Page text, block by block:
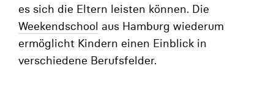
es sich die Eltern leisten können. Die
Weekendschool aus Hamburg wiederum
ermöglicht Kindern einen Einblick in
verschiedene Berufsfelder.